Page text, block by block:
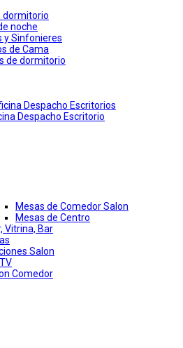
dormitorio
noche
y Sinfonieres
de Cama
de dormitorio
Despacho Escritorios
Despacho Escritorio
Mesas de Comedor Salon
Mesas de Centro
Vitrina, Bar
Salon
Comedor